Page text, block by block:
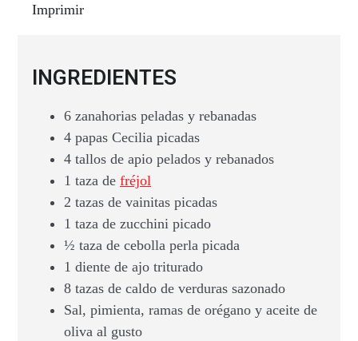
Imprimir
INGREDIENTES
6 zanahorias peladas y rebanadas
4 papas Cecilia picadas
4 tallos de apio pelados y rebanados
1 taza de fréjol
2 tazas de vainitas picadas
1 taza de zucchini picado
½ taza de cebolla perla picada
1 diente de ajo triturado
8 tazas de caldo de verduras sazonado
Sal, pimienta, ramas de orégano y aceite de
oliva al gusto